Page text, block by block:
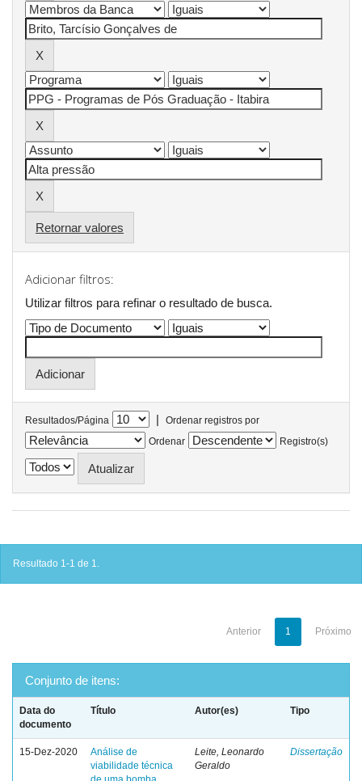
Retornar valores
Adicionar filtros:
Utilizar filtros para refinar o resultado de busca.
Resultados/Página |
Ordenar registros por
Ordenar
Registro(s)
Resultado 1-1 de 1.
Anterior 1 Próximo
Conjunto de itens:
Data do
documento
Título Autor(es) Tipo
15-Dez-2020
Análise de
viabilidade técnica
Leite, Leonardo
Geraldo
Dissertação